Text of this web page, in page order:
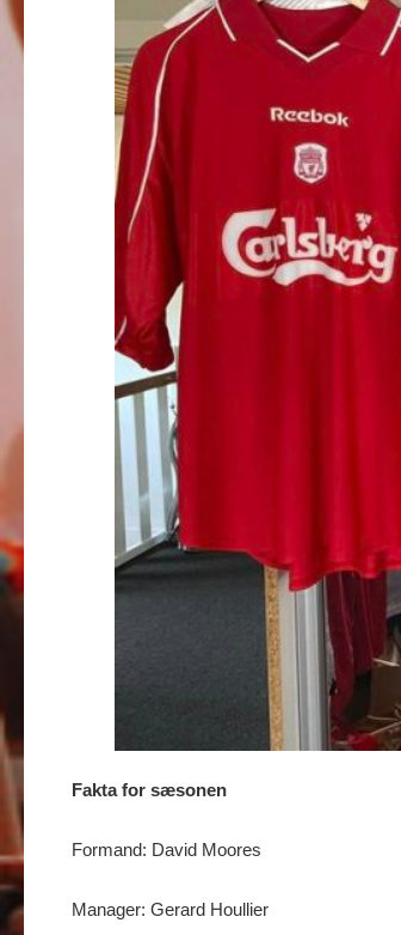
Fakta for sæsonen
Formand: David Moores
Manager: Gerard Houllier